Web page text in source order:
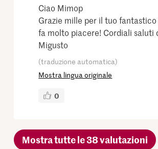
Ciao Mimop
Grazie mille per il tuo
fa molto piacere! Cordiali saluti
Migusto
(traduzione automatica)
Mostra lingua originale
0
Mostra tutte le 38 valutazioni